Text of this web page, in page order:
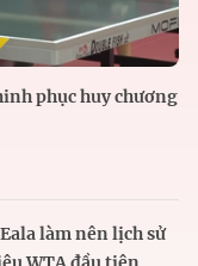
phục huy chương
làm nên lịch sử